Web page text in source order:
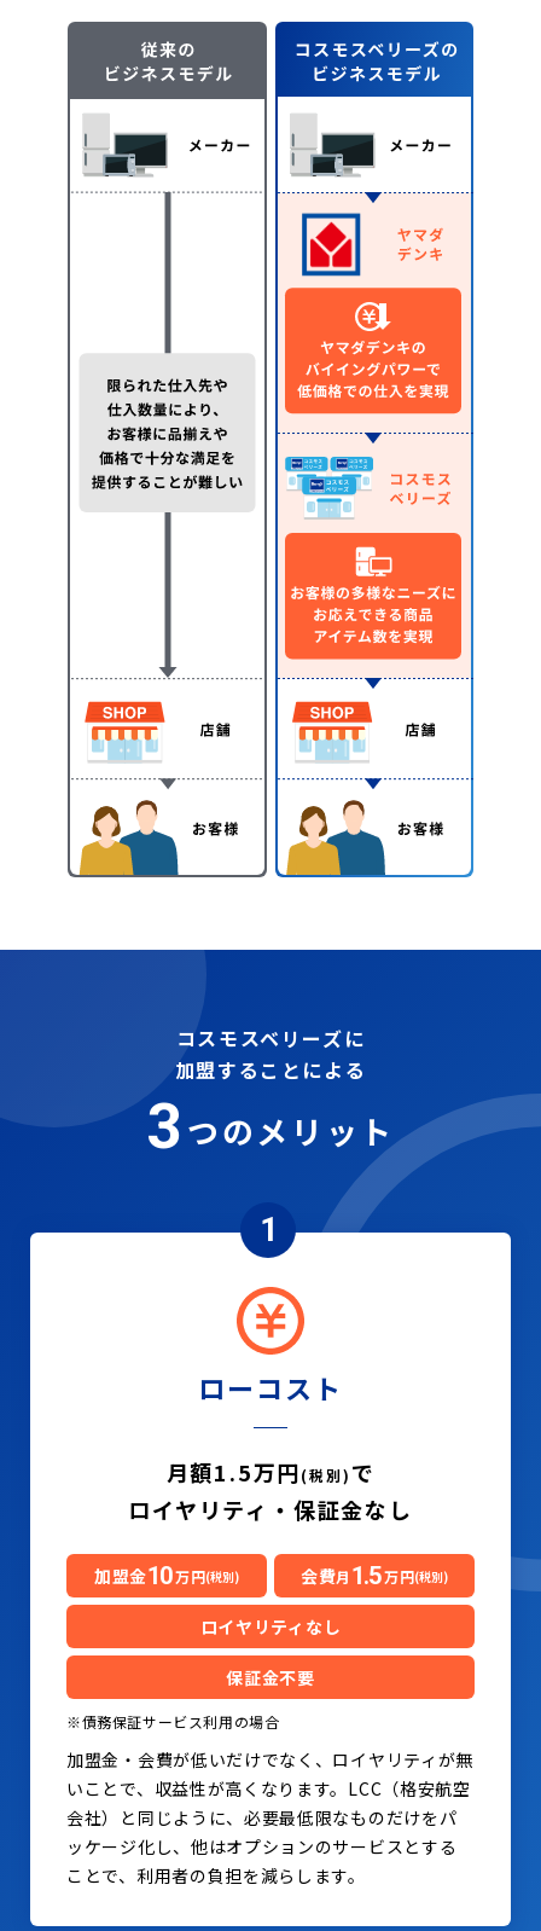
コスモスベリーズに
加盟することによる
3つのメリット
1
ローコスト
月額1.5万円(税別) で
ロイヤリティ・保証金なし
加盟金10万円(税別) 会費月 1.5万円(税別)
ロイヤリティなし
保証金不要
※債務保証サービス利用の場合
加盟金・会費が低いだけでなく、ロイヤリティが無
いことで、収益性が高くなります。LCC（格安航空
会社）と同じように、必要最低限なものだけをパ
ッケージ化し、他はオプションのサービスとする
ことで、利用者の負担を減らします。